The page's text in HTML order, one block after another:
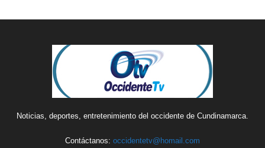
Noticias, deportes, entretenimiento del occidente de Cundinamarca.
Contáctanos: occidentetv@homail.com